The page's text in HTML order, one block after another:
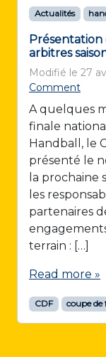
Actualités
arbitres
Modifié le 27
Comment
A quelques
finale
Handball, le
présenté le
la prochaine
les
partenaires
terrain : […]
Read more »
CDF coupe de